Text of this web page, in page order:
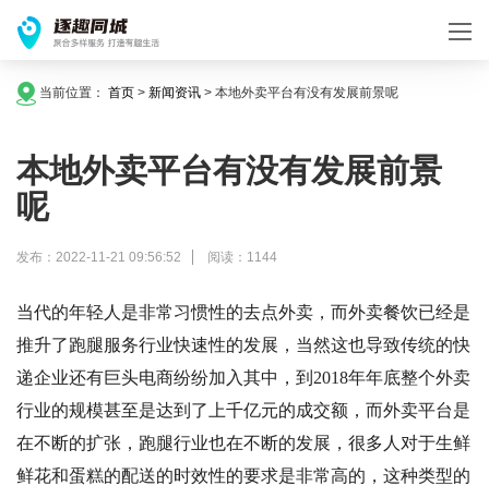
当前位置： 首页 > 新闻资讯 > 本地外卖平台有没有发展前景呢
本地外卖平台有没有发展前景
呢
发布：2022-11-21 09:56:52 阅读：1144
当代的年轻人是非常习惯性的去点外卖，而外卖餐饮已经是
推升了跑腿服务行业快速性的发展，当然这也导致传统的快
递企业还有巨头电商纷纷加入其中，到2018年年底整个外卖
行业的规模甚至是达到了上千亿元的成交额，而外卖平台是
在不断的扩张，跑腿行业也在不断的发展，很多人对于生鲜
鲜花和蛋糕的配送的时效性的要求是非常高的，这种类型的